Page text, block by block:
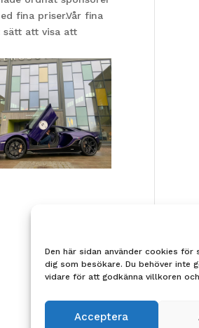
Den här sidan använder cookies
dig som besökare. Du behöver inte
vidare för att godkänna villkoren
Acceptera
fina priser.Vår fina
sätt att visa att